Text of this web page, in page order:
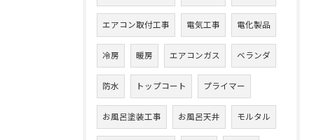
エアコン取付工事 電気工事 電化製品
冷房 暖房 エアコンガス ベランダ
防水 トップコート プライマー
お風呂塗装工事 お風呂天井 モルタル